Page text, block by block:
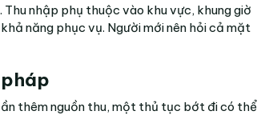
Thu nhập phụ thuộc vào khu vực, khung giờ
năng phục vụ. Người mới nên hỏi cả mặt
thêm nguồn thu, một thủ tục bớt đi có thể